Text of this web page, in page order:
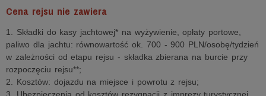
Cena rejsu nie zawiera
1. Składki do kasy jachtowej* na wyżywienie, opłaty portowe,
paliwo dla jachtu: równowartość ok. 700 - 900 PLN/osobę/tydzień
w zależności od etapu rejsu - składka zbierana na burcie przy
rozpoczęciu rejsu**;
2. Kosztów: dojazdu na miejsce i powrotu z rejsu;